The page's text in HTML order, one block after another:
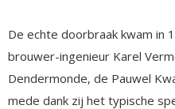
De echte doorbraak kwam in
brouwer-ingenieur Karel
Dendermonde, de Pauwel
mede dank zij het typische